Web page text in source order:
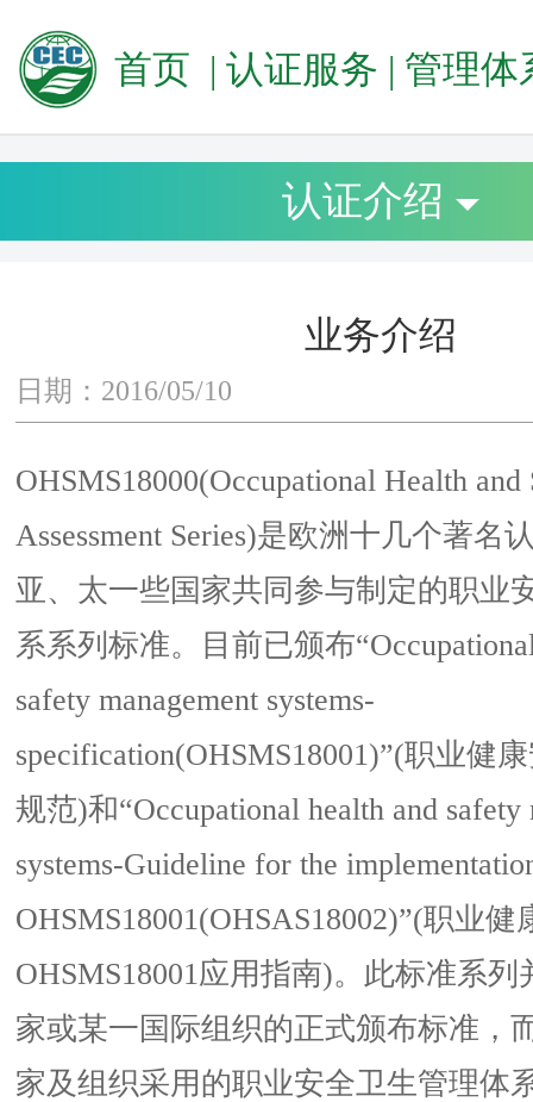
首页 | 认证服务 | 管理体
认证介绍
业务介绍
日期：2016/05/10
OHSMS18000(Occupational Health and
Assessment Series)是欧洲十几个著名
亚、太一些国家共同参与制定的职业
系系列标准。目前已颁布
safety management systems-
specification(OHSMS18001)”(职业健
规范)和“Occupational health and safety
systems-Guideline for the
OHSMS18001(OHSAS18002)”(职业
OHSMS18001应用指南)。此标准系
家或某一国际组织的正式颁布标准，
家及组织采用的职业安全卫生管理体